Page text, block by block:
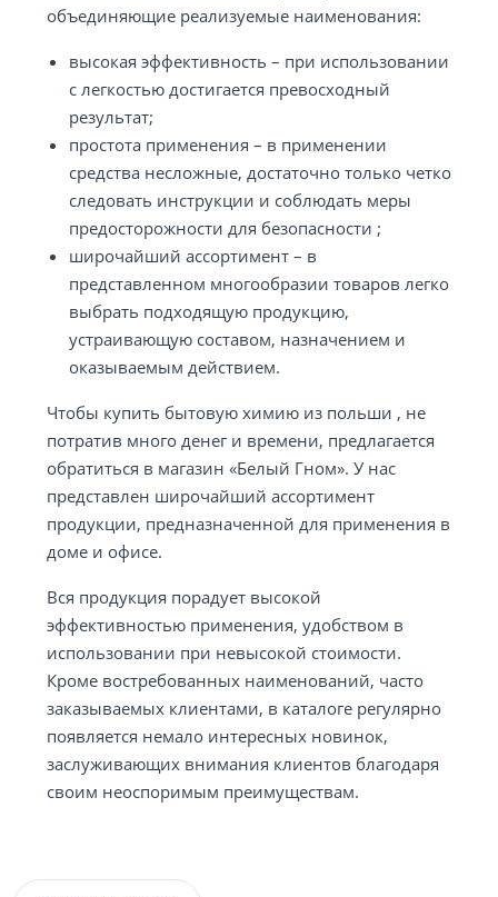
объединяющие реализуемые наименования:
высокая эффективность – при использовании
с легкостью достигается превосходный
результат;
простота применения – в применении
средства несложные, достаточно только четко
следовать инструкции и соблюдать меры
предосторожности для безопасности ;
широчайший ассортимент – в
представленном многообразии товаров легко
выбрать подходящую продукцию,
устраивающую составом, назначением и
оказываемым действием.
Чтобы купить бытовую химию из польши , не
потратив много денег и времени, предлагается
обратиться в магазин «Белый Гном». У нас
представлен широчайший ассортимент
продукции, предназначенной для применения в
доме и офисе.
Вся продукция порадует высокой
эффективностью применения, удобством в
использовании при невысокой стоимости.
Кроме востребованных наименований, часто
заказываемых клиентами, в каталоге регулярно
появляется немало интересных новинок,
заслуживающих внимания клиентов благодаря
своим неоспоримым преимуществам.